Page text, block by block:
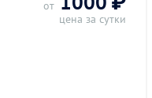
от
цена за сутки